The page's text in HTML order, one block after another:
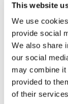
This website
We use
provide social
We also share
our social
may combine it
provided to
of their